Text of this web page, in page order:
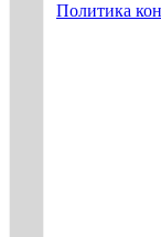
Политика